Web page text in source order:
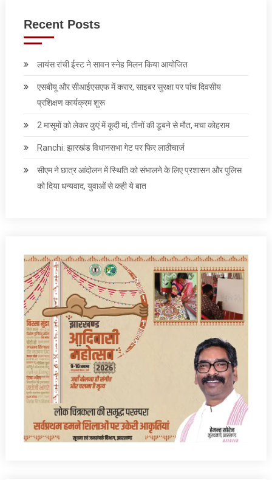
Recent Posts
लायंस रांची ईस्ट ने सावन स्नेह मिलन किया आयोजित
एसबीयू और सीआईएसएफ में करार, साइबर सुरक्षा पर पांच दिवसीय
प्रशिक्षण कार्यक्रम शुरू
2 मासूमों को लेकर कुएं में कूदी मां, तीनों की डूबने से मौत, मचा कोहराम
Ranchi: झारखंड विधानसभा गेट पर फिर लाठीचार्ज
सीएम ने छात्र आंदोलन में स्थिति को संभालने के लिए प्रशासन और पुलिस
को दिया धन्‍यवाद, युवाओं से कही ये बात